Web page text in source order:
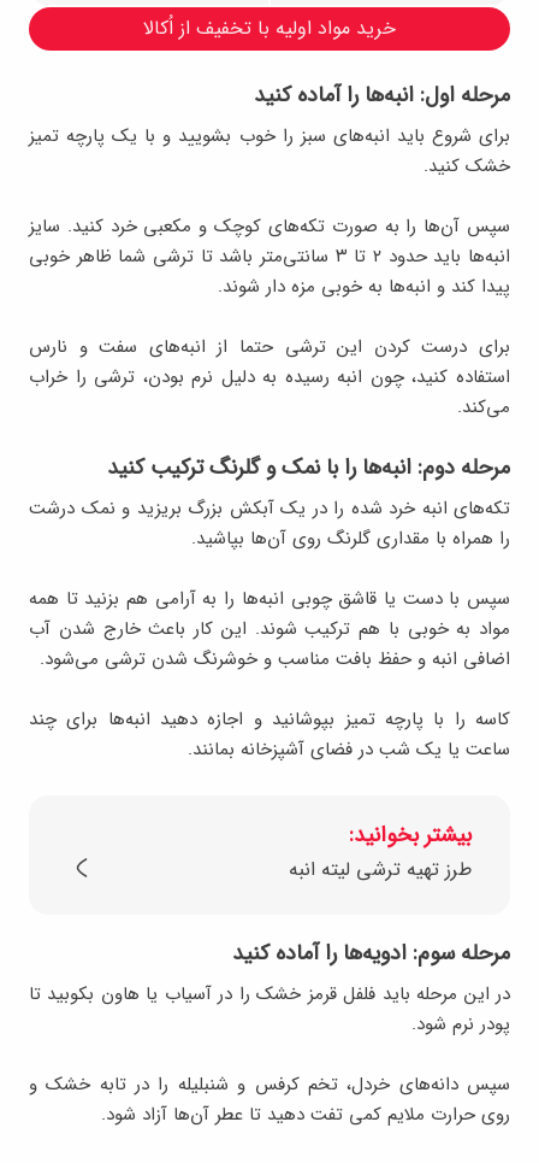
خرید مواد اولیه با تخفیف از اُکالا
مرحله اول: انبه‌ها را آماده کنید
برای شروع باید انبه‌های سبز را خوب بشویید و با یک پارچه تمیز
خشک کنید.
سپس آن‌ها را به صورت تکه‌های کوچک و مکعبی خرد کنید. سایز
انبه‌ها باید حدود ۲ تا ۳ سانتی‌متر باشد تا ترشی شما ظاهر خوبی
پیدا کند و انبه‌ها به خوبی مزه دار شوند.
برای درست کردن این ترشی حتما از انبه‌های سفت و نارس
استفاده کنید، چون انبه رسیده به دلیل نرم بودن، ترشی را خراب
می‌کند.
مرحله دوم: انبه‌ها را با نمک و گلرنگ ترکیب کنید
تکه‌های انبه خرد شده را در یک آبکش بزرگ بریزید و نمک درشت
را همراه با مقداری گلرنگ روی آن‌ها بپاشید.
سپس با دست یا قاشق چوبی انبه‌ها را به آرامی هم بزنید تا همه
مواد به خوبی با هم ترکیب شوند. این کار باعث خارج شدن آب
اضافی انبه و حفظ بافت مناسب و خوشرنگ شدن ترشی می‌شود.
کاسه را با پارچه تمیز بپوشانید و اجازه دهید انبه‌ها برای چند
ساعت یا یک شب در فضای آشپزخانه بمانند.
بیشتر بخوانید:
طرز تهیه ترشی لیته انبه
مرحله سوم: ادویه‌ها را آماده کنید
در این مرحله باید فلفل قرمز خشک را در آسیاب یا هاون بکوبید تا
پودر نرم شود.
سپس دانه‌های خردل، تخم کرفس و شنبلیله را در تابه خشک و
روی حرارت ملایم کمی تفت دهید تا عطر آن‌ها آزاد شود.